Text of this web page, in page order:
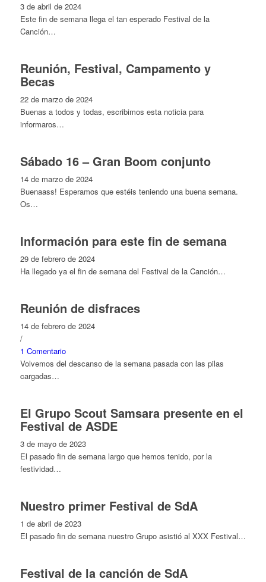
3 de abril de 2024
Este fin de semana llega el tan esperado Festival de la
Canción…
Reunión, Festival, Campamento y
Becas
22 de marzo de 2024
Buenas a todos y todas, escribimos esta noticia para
informaros…
Sábado 16 – Gran Boom conjunto
14 de marzo de 2024
Buenaass! Esperamos que estéis teniendo una buena semana.
Os…
Información para este fin de semana
29 de febrero de 2024
Ha llegado ya el fin de semana del Festival de la Canción…
Reunión de disfraces
14 de febrero de 2024
/
1 Comentario
Volvemos del descanso de la semana pasada con las pilas
cargadas…
El Grupo Scout Samsara presente en el
Festival de ASDE
3 de mayo de 2023
El pasado fin de semana largo que hemos tenido, por la
festividad…
Nuestro primer Festival de SdA
1 de abril de 2023
El pasado fin de semana nuestro Grupo asistió al XXX Festival…
Festival de la canción de SdA